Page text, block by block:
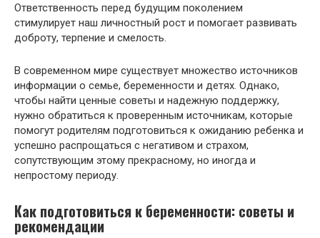
Ответственность перед будущим поколением
стимулирует наш личностный рост и помогает развивать
доброту, терпение и смелость.
В современном мире существует множество источников
информации о семье, беременности и детях. Однако,
чтобы найти ценные советы и надежную поддержку,
нужно обратиться к проверенным источникам, которые
помогут родителям подготовиться к ожиданию ребенка и
успешно распрощаться с негативом и страхом,
сопутствующим этому прекрасному, но иногда и
непростому периоду.
Как подготовиться к беременности: советы и
рекомендации